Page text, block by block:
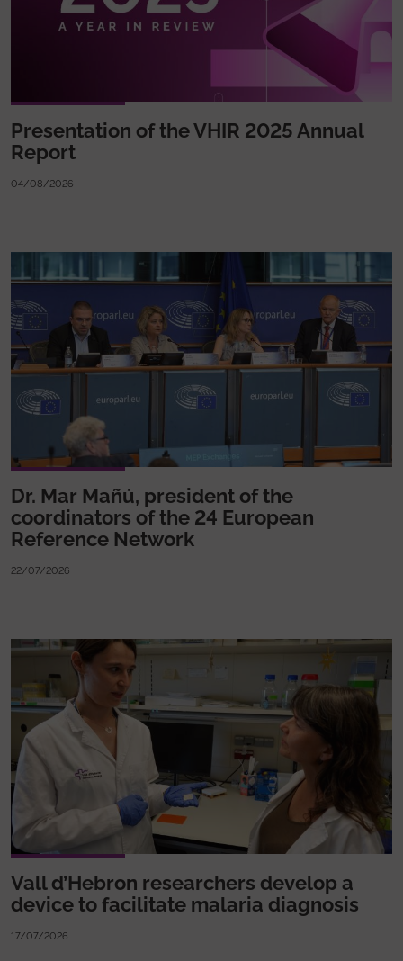
Presentation of the VHIR 2025 Annual
Report
04/08/2026
Dr. Mar Mañú, president of the
coordinators of the 24 European
Reference Network
22/07/2026
Vall d’Hebron researchers develop a
device to facilitate malaria diagnosis
17/07/2026